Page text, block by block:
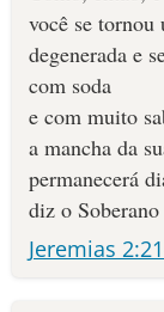
você se tornou
degenerada e
com soda
e com muito
a mancha da
permanecerá
diz o Soberano
Jeremias